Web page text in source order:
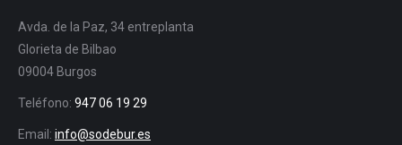
Avda. de la Paz, 34 entreplanta
Glorieta de Bilbao
09004 Burgos
Teléfono: 947 06 19 29
Email: info@sodebur.es